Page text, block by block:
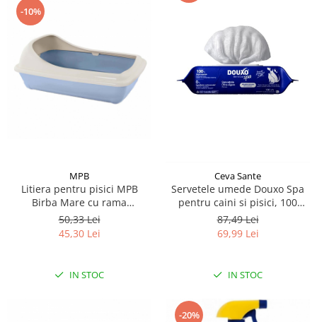
-10%
MPB
Litiera pentru pisici MPB
Birba Mare cu rama
detasabila, 56x39x20h cm,
Albastru
50,33 Lei
45,30 Lei
IN STOC
Ceva Sante
Servetele umede Douxo Spa
pentru caini si pisici, 100
bucati, Ceva Sante
87,49 Lei
69,99 Lei
IN STOC
-20%